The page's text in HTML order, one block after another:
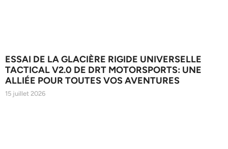
ESSAI DE LA GLACIÈRE RIGIDE UNIVERSELLE
TACTICAL V2.0 DE DRT MOTORSPORTS: UNE
ALLIÉE POUR TOUTES VOS AVENTURES
15 juillet 2026